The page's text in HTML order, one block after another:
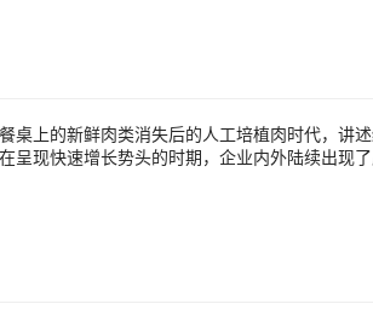
桌上的新鲜肉类消失后的人工培植肉时代，讲
呈现快速增长势头的时期，企业内外陆续出现了